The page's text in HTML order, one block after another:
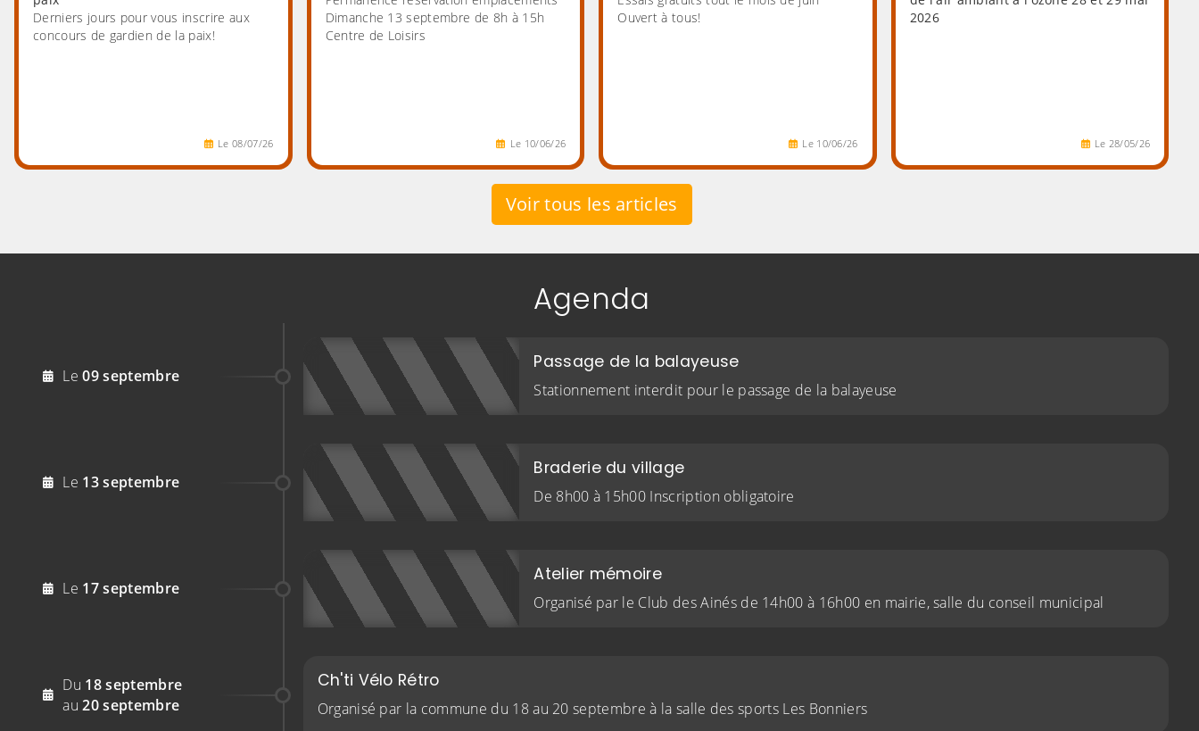
Derniers jours pour vous inscrire aux
concours de gardien de la paix!
Le08/07/26
Dimanche 13 septembre de 8h à 15h
Centre de Loisirs
Le 10/06/26
Ouvert à tous!
Le 10/06/26
2026
Le 28/05/26
Voir tous les articles
Agenda
Le 09septembre2026
Passage de la balayeuse
Stationnement interdit pour le passage de la balayeuse
Le 13septembre2026
Braderie du village
De 8h00 à 15h00 Inscription obligatoire
Le 17septembre2026
Atelier mémoire
Organisé par le Club des Ainés de 14h00 à 16h00 en mairie, salle du conseil municipal
Du 18septembre2026
au 20septembre2026
Ch'ti Vélo Rétro
Organisé par la commune du 18 au 20 septembre à la salle des sports Les Bonniers